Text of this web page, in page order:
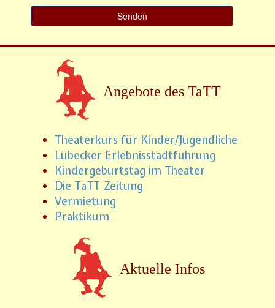
Angebote des TaTT
Theaterkurs für Kinder/Jugendliche
Lübecker Erlebnisstadtführung
Kindergeburtstag im Theater
Die TaTT Zeitung
Vermietung
Praktikum
Aktuelle Infos